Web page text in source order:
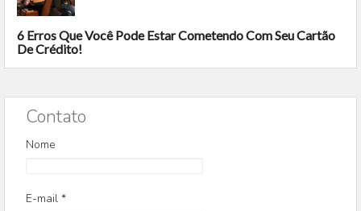
6 Erros Que Você Pode Estar Cometendo Com Seu Cartão
De Crédito!
Contato
Nome
E-mail *